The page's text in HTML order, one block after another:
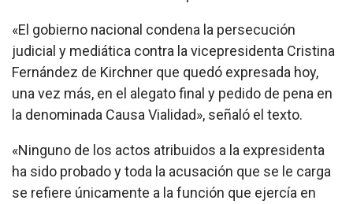
«El gobierno nacional condena la persecución
judicial y mediática contra la vicepresidenta Cristina
Fernández de Kirchner que quedó expresada hoy,
una vez más, en el alegato final y pedido de pena en
la denominada Causa Vialidad», señaló el texto.
«Ninguno de los actos atribuidos a la expresidenta
ha sido probado y toda la acusación que se le carga
se refiere únicamente a la función que ejercía en